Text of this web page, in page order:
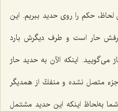
حكم را روى حدید ببریم. این
حار است و طرف دیگرش بارد
اینکه الآن به حدید حارّ
متصل نشده و منفكّ از همدیگر
به‌لحاظ اینكه این حدید مشتمل